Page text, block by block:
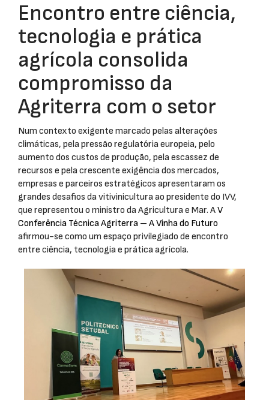
Encontro entre ciência,
tecnologia e prática
agrícola consolida
compromisso da
Agriterra com o setor
Num contexto exigente marcado pelas alterações
climáticas, pela pressão regulatória europeia, pelo
aumento dos custos de produção, pela escassez de
recursos e pela crescente exigência dos mercados,
empresas e parceiros estratégicos apresentaram os
grandes desafios da vitivinicultura ao presidente do IVV,
que representou o ministro da Agricultura e Mar. AV
Conferência Técnica Agriterra – A Vinha do Futuro
afirmou-se como um espaço privilegiado de encontro
entre ciência, tecnologia e prática agrícola.